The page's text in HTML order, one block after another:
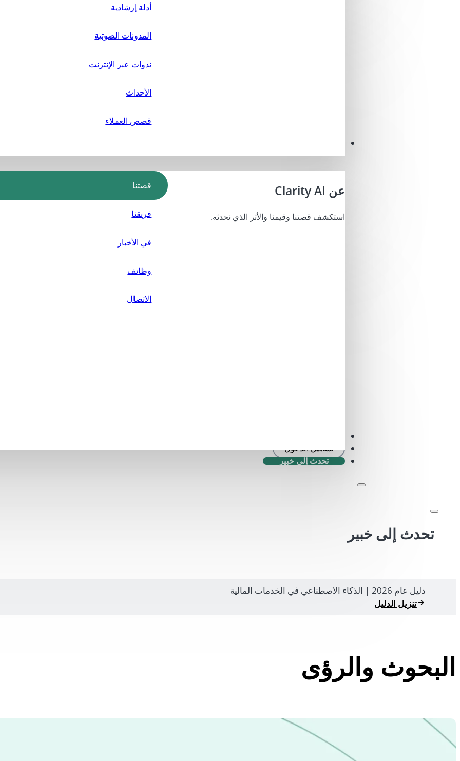
أدلة إرشادية
المدونات الصوتية
ندوات عبر الإنترنت
الأحداث
قصص العملاء
عن Clarity AI
استكشف قصتنا وقيمنا والأثر الذي نحدثه.
قصتنا
فريقنا
في الأخبار
وظائف
الاتصال
تسجيل الدخول
تحدث إلى خبير
تحدث إلى خبير
دليل عام 2026 | الذكاء الاصطناعي في الخدمات المالية
تنزيل الدليل
البحوث والرؤى